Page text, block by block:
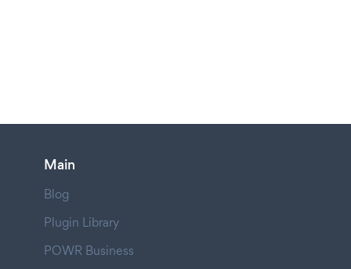
Main
Blog
Plugin Library
POWR Business